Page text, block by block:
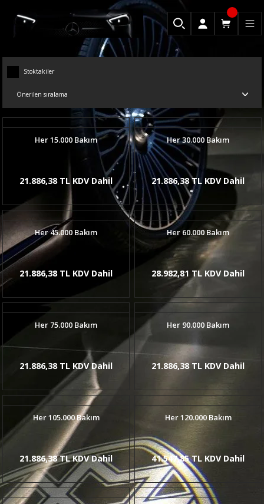
Stoktakiler
Her 15.000 Bakım
21.886,38 TL KDV Dahil
Her 30.000 Bakım
21.886,38 TL KDV Dahil
Her 45.000 Bakım
21.886,38 TL KDV Dahil
Her 60.000 Bakım
28.982,81 TL KDV Dahil
Her 75.000 Bakım
21.886,38 TL KDV Dahil
Her 90.000 Bakım
21.886,38 TL KDV Dahil
Her 105.000 Bakım
21.886,38 TL KDV Dahil
Her 120.000 Bakım
41.547,85 TL KDV Dahil